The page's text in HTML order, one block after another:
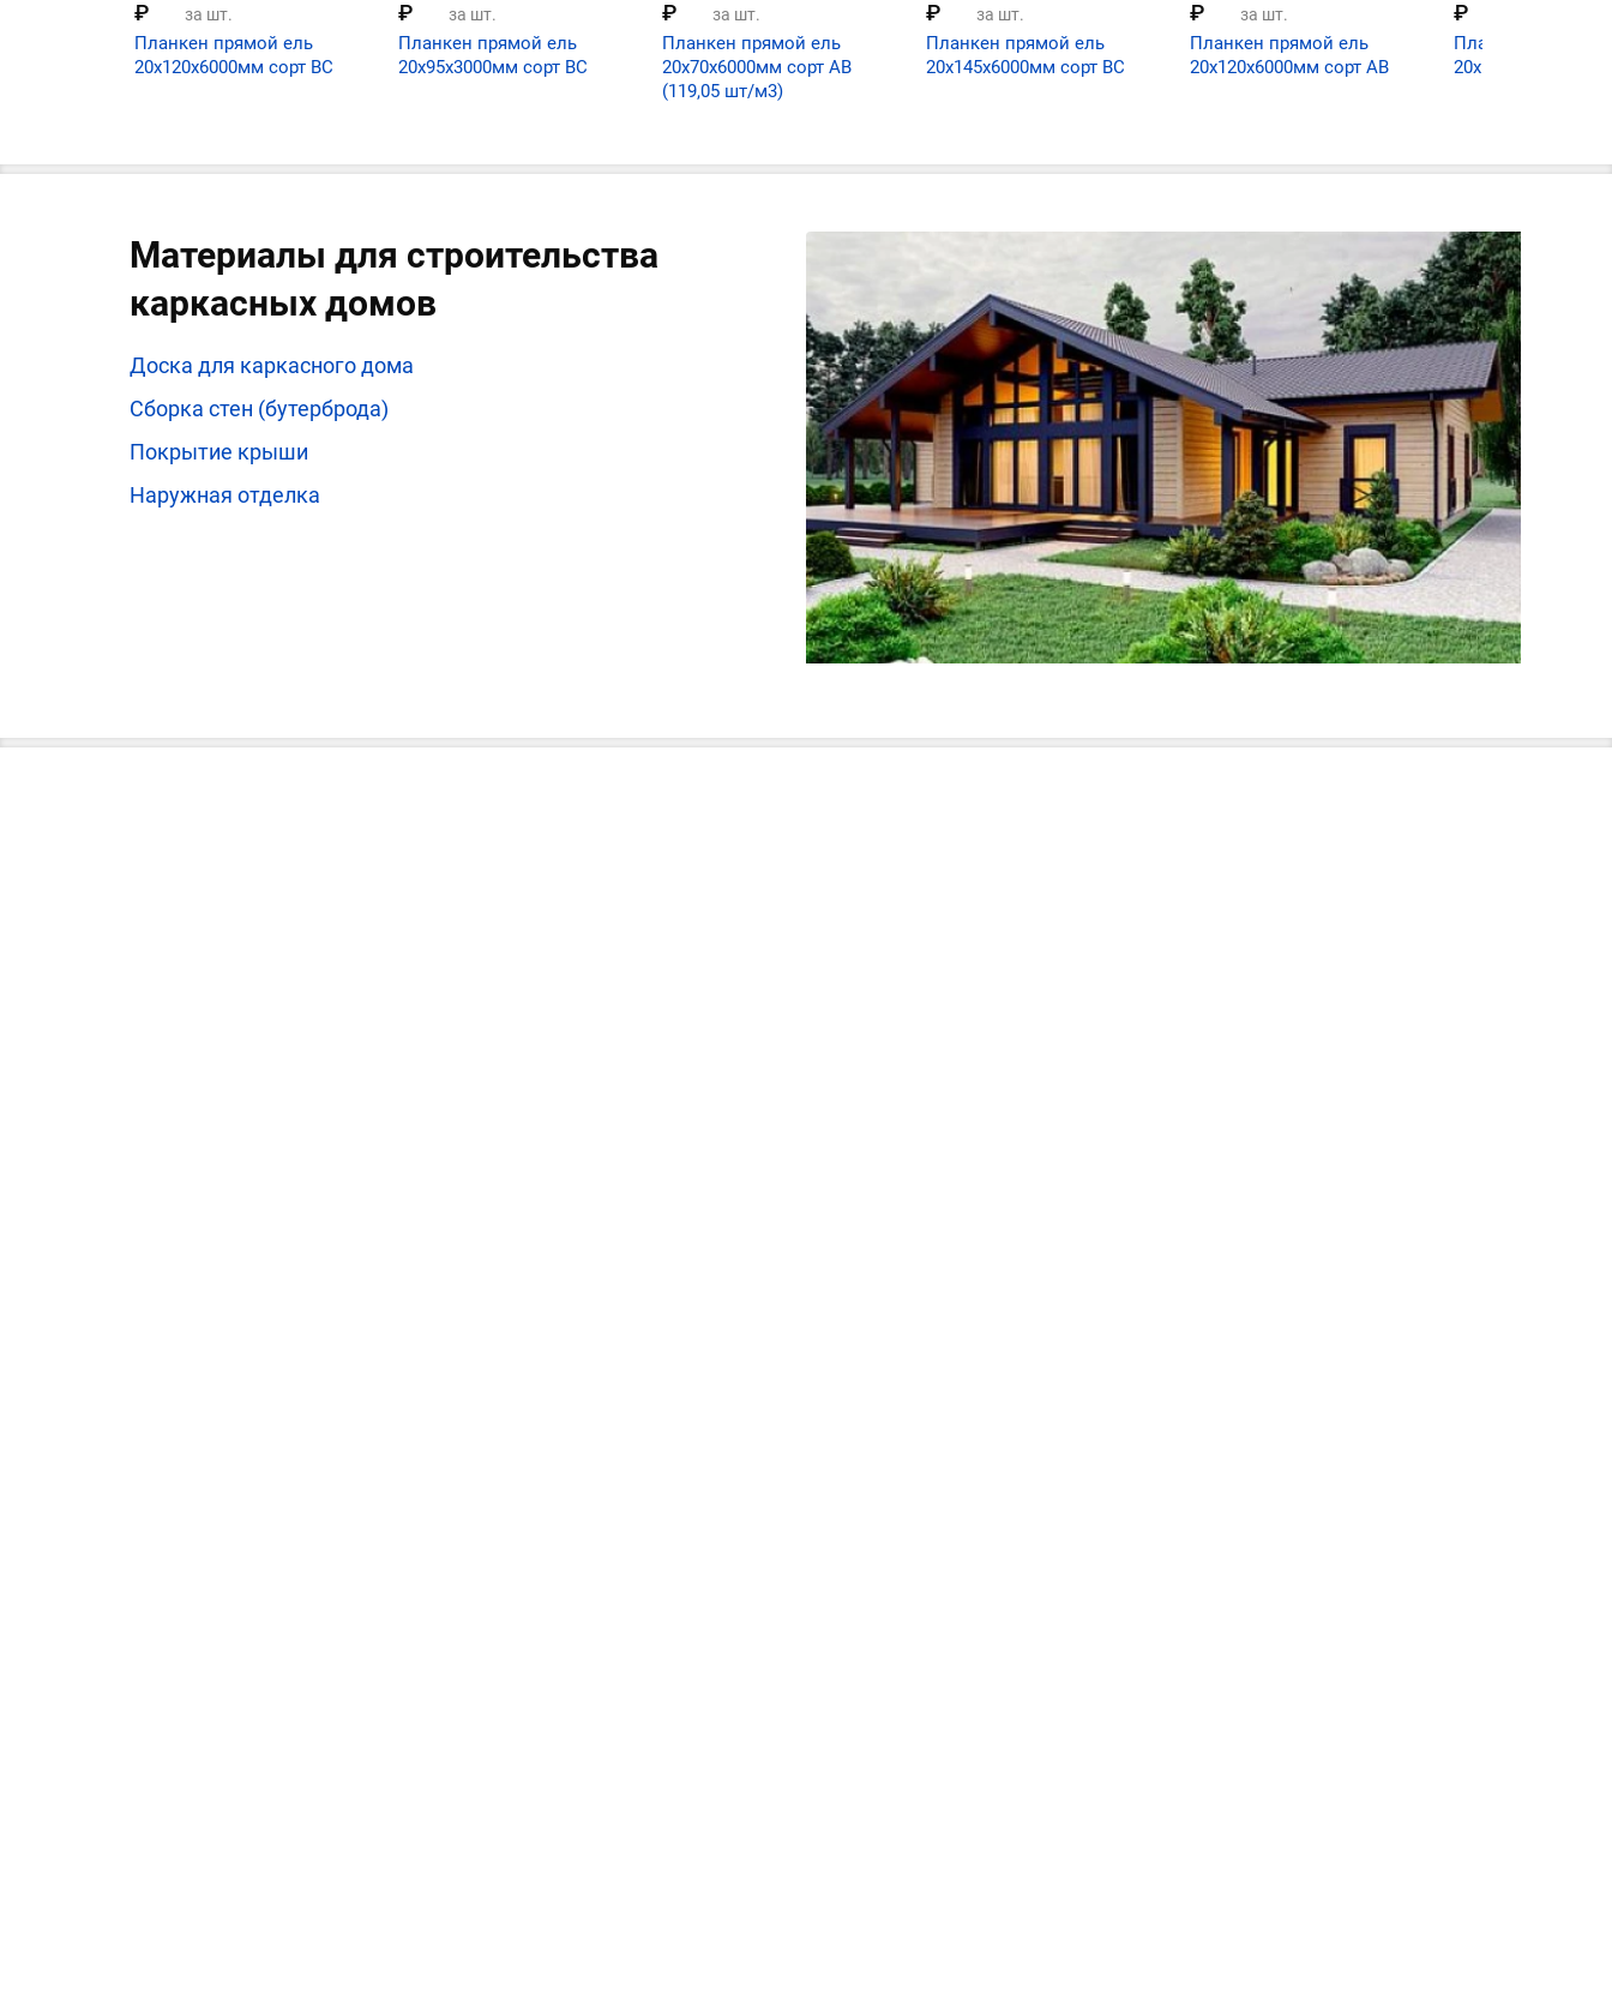
₽
за шт.
Планкен прямой ель
20х120х6000мм сорт ВС
₽
за шт.
Планкен прямой ель
20х95х3000мм сорт ВС
₽
за шт.
Планкен прямой ель
20х70х6000мм сорт AB
(119,05 шт/м3)
₽
за шт.
Планкен прямой ель
20х145х6000мм сорт ВС
₽
за шт.
Планкен прямой ель
20х120х6000мм сорт АВ
₽
Планкен прямой
20х145х6000мм
Материалы для строительства
каркасных домов
Доска для каркасного дома
Сборка стен (бутерброда)
Покрытие крыши
Наружная отделка